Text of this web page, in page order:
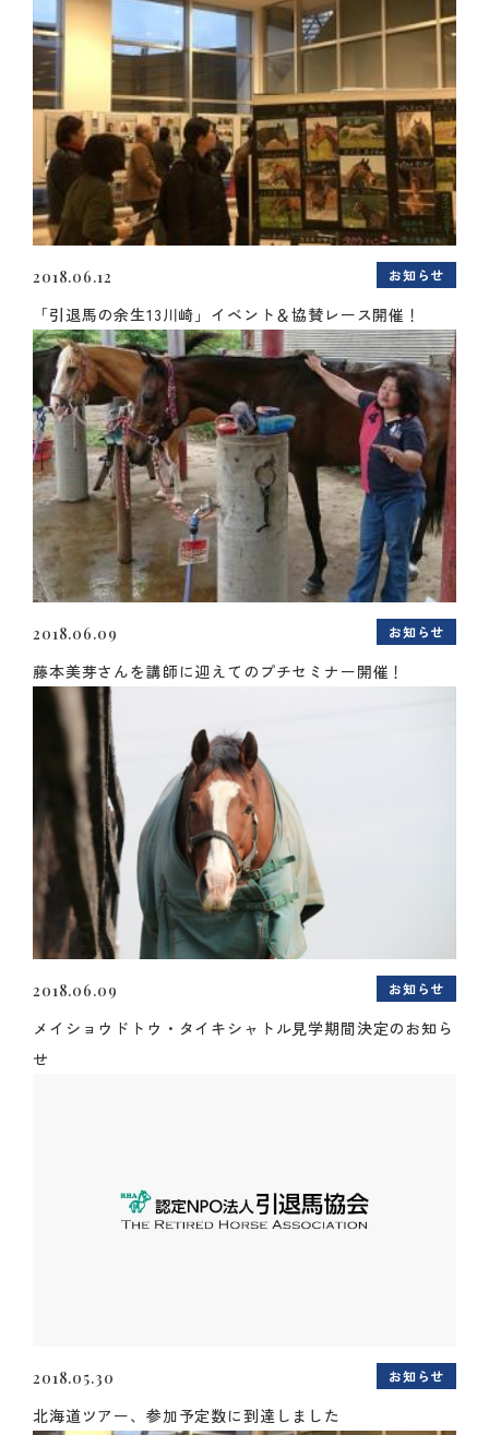
2018.06.12 お知らせ
「引退馬の余生13川崎」イベント＆協賛レース開催！
2018.06.09 お知らせ
藤本美芽さんを講師に迎えてのプチセミナー開催！
2018.06.09 お知らせ
メイショウドトウ・タイキシャトル見学期間決定のお知ら
せ
2018.05.30 お知らせ
北海道ツアー、参加予定数に到達しました